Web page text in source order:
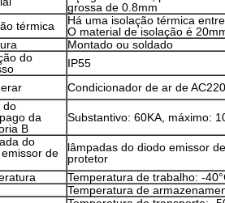
grossa de 0.8mm
térmica
Há uma isolação térmica
O material de isolação é
Montado ou soldado
do
IP55
Condicionador de ar de
do
da
B
Substantivo: 60KA, máximo:
do
de
lâmpadas do diodo emissor
protetor
Temperatura de trabalho: -
Temperatura de